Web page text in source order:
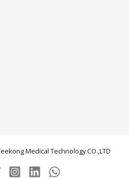
Medical Technology CO.,LTD